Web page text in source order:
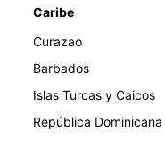
Caribe
Curazao
Barbados
Islas Turcas y Caicos
República Dominicana